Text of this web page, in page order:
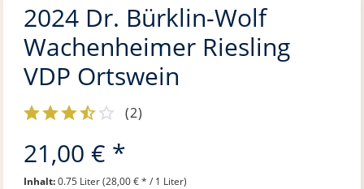
2024 Dr. Bürklin-Wolf
Wachenheimer Riesling
VDP Ortswein
(2)
21,00 € *
Inhalt:0.75 Liter (28,00 € * / 1 Liter)